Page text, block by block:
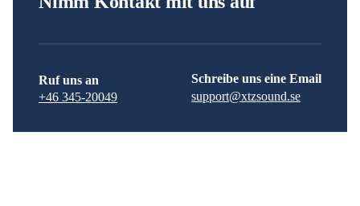
Ruf uns an
+46 345-20049
Schreibe uns eine Email
support@xtzsound.se